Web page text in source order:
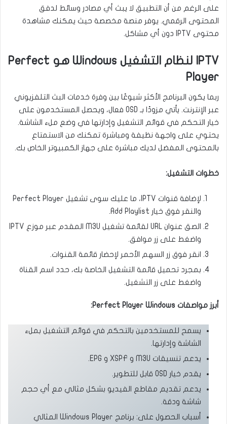
على الرغم من أن التطبيق لا يبث أي مصادر وسائط لدفق
المحتوى الرقمي. يوفر منصة مخصصة حيث يمكنك مشاهدة
محتوى IPTV دون أي مشاكل.
IPTV لنظام التشغيل Windows هو Perfect
Player
ربما يكون البرنامج الأكثر شيوعًا بين وفرة خدمات البث التلفزيوني
عبر الإنترنت. يأتي مزودًا بـ OSD فعال، ويحصل المستخدمون على
خيار التحكم في قوائم التشغيل وإدارتها في وضع ملء الشاشة.
يحتوي على واجهة نظيفة ومباشرة تمكنك من الاستمتاع
بالمحتوى المفضل لديك مباشرة على جهاز الكمبيوتر الخاص بك.
خطوات التشغيل:
لإضافة قنوات IPTV، ما عليك سوى تشغيل Perfect Player
والنقر فوق خيار Add Playlist.
الصق عنوان URL لقائمة تشغيل M3U المقدم عبر موزع IPTV
واضغط على زر موافق.
انقر فوق زر السهم الأحمر لإحضار قائمة القنوات.
بمجرد تحميل قائمة التشغيل الخاصة بك، حدد اسم القناة
واضغط على زر التشغيل.
أبرز مواصفات Perfect Player Windows:
يسمح للمستخدمين بالتحكم في قوائم التشغيل بملء
الشاشة وإدارتها.
يدعم تنسيقات M3U و XSPF و EPG.
يقدم خيار OSD قابل للتطوير.
يدعم تقديم مقاطع الفيديو بشكل مثالي مع أي حجم
شاشة ودقة.
أسباب الحصول على: برنامج Windows Player المثالي